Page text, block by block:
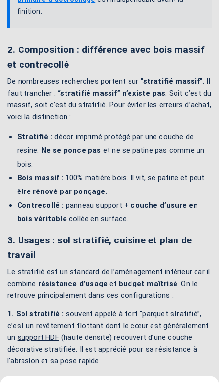
finition.
2. Composition : différence avec bois massif
et contrecollé
De nombreuses recherches portent sur “stratifié massif”. Il
faut trancher : “stratifié massif” n’existe pas. Soit c’est du
massif, soit c’est du stratifié. Pour éviter les erreurs d’achat,
voici la distinction :
Stratifié : décor imprimé protégé par une couche de
résine. Ne se ponce pas et ne se patine pas comme un
bois.
Bois massif : 100% matière bois. Il vit, se patine et peut
être rénové par ponçage.
Contrecollé : panneau support + couche d’usure en
bois véritable collée en surface.
3. Usages : sol stratifié, cuisine et plan de
travail
Le stratifié est un standard de l’aménagement intérieur car il
combine résistance d’usage et budget maîtrisé. On le
retrouve principalement dans ces configurations :
1. Sol stratifié : souvent appelé à tort “parquet stratifié”,
c’est un revêtement flottant dont le cœur est généralement
un support HDF(haute densité) recouvert d’une couche
décorative stratifiée. Il est apprécié pour sa résistance à
l’abrasion et sa pose rapide.